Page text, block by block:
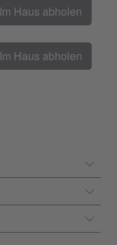
Im Haus abholen
Im Haus abholen